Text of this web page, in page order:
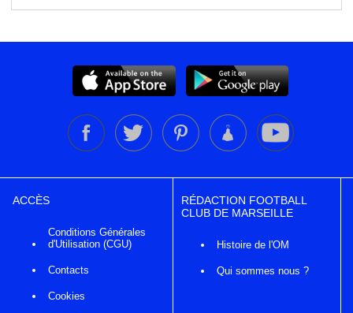
ACCÈS
Conditions Générales
d'Utilisation (CGU)
Contacts
Cookies
RÉDACTION FOOTBALL
CLUB DE MARSEILLE
Histoire de l'OM
Qui sommes nous ?